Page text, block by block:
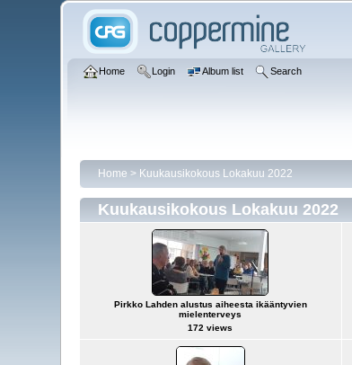
Home Login Album list Search
Home > Kuukausikokous Lokakuu 2022
Kuukausikokous Lokakuu 2022
Pirkko Lahden alustus aiheesta ikääntyvien
mielenterveys
172 views